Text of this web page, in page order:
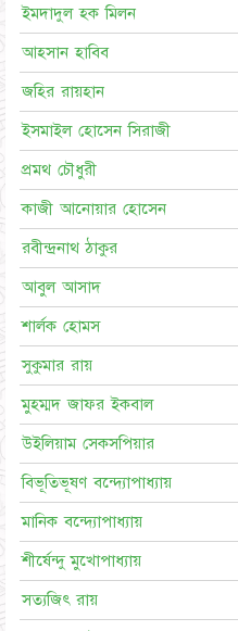
ইমদাদুল হক মিলন
আহসান হাবিব
জহির রায়হান
ইসমাইল হোসেন সিরাজী
প্রমথ চৌধুরী
কাজী আনোয়ার হোসেন
রবীন্দ্রনাথ ঠাকুর
আবুল আসাদ
শার্লক হোমস
সুকুমার রায়
মুহম্মদ জাফর ইকবাল
উইলিয়াম সেকসপিয়ার
বিভূতিভূষণ বন্দ্যোপাধ্যায়
মানিক বন্দ্যোপাধ্যায়
শীর্ষেন্দু মুখোপাধ্যায়
সত্যজিৎ রায়